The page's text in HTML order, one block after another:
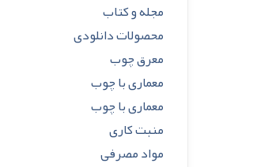
مجله و کتاب
محصولات دانلودی
معرق چوب
معماری با چوب
معماری با چوب
منبت کاری
مواد مصرفی